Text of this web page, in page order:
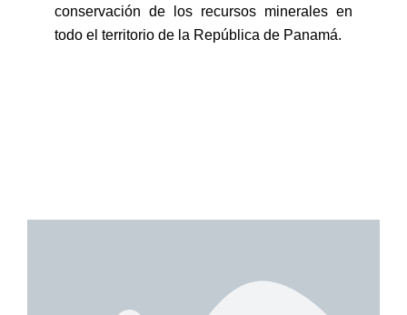
conservación de los recursos minerales en
todo el territorio de la República de Panamá.